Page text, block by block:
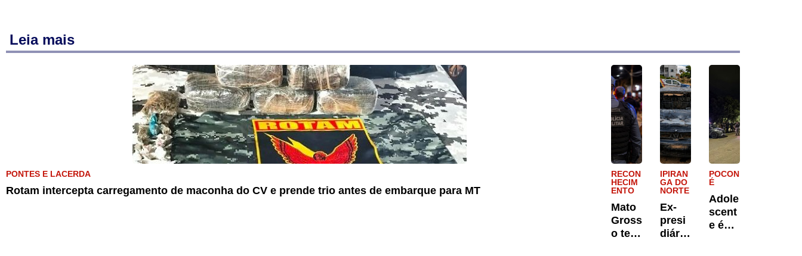
Leia mais
PONTES E LACERDA
Rotam intercepta carregamento de maconha do CV e prende trio antes de embarque para MT
RECON
HECIM
ENTO
Mato
Gross
o tem
IPIRAN
GA DO
NORTE
Ex-
presi
diário
POCON
É
Adole
scent
e é